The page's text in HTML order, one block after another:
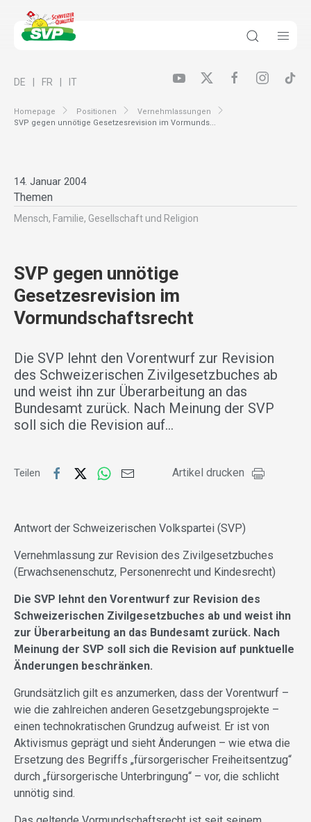
Homepage Positionen
Vernehmlassungen
SVP gegen unnötige Gesetzesrevision im Vormunds...
DE FR IT
14. Januar 2004
Themen
Mensch, Familie, Gesellschaft und Religion
SVP gegen unnötige
Gesetzesrevision im
Vormundschaftsrecht
Die SVP lehnt den Vorentwurf zur Revision
des Schweizerischen Zivilgesetzbuches ab
und weist ihn zur Überarbeitung an das
Bundesamt zurück. Nach Meinung der SVP
soll sich die Revision auf…
Teilen Artikel drucken
Antwort der Schweizerischen Volkspartei (SVP)
Vernehmlassung zur Revision des Zivilgesetzbuches
(Erwachsenenschutz, Personenrecht und Kindesrecht)
Die SVP lehnt den Vorentwurf zur Revision des
Schweizerischen Zivilgesetzbuches ab und weist ihn
zur Überarbeitung an das Bundesamt zurück. Nach
Meinung der SVP soll sich die Revision auf punktuelle
Änderungen beschränken.
Grundsätzlich gilt es anzumerken, dass der Vorentwurf –
wie die zahlreichen anderen Gesetzgebungsprojekte –
einen technokratischen Grundzug aufweist. Er ist von
Aktivismus geprägt und sieht Änderungen – wie etwa die
Ersetzung des Begriffs „fürsorgerischer Freiheitsentzug“
durch „fürsorgerische Unterbringung“ – vor, die schlicht
unnötig sind.